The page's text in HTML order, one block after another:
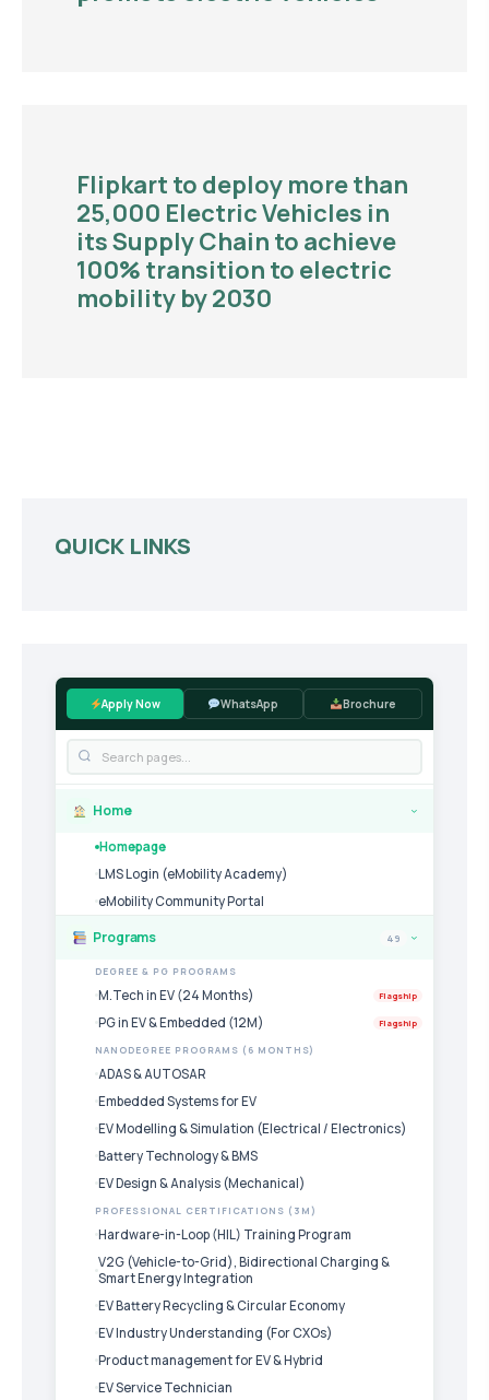
Flipkart to deploy more than
25,000 Electric Vehicles in
its Supply Chain to achieve
100% transition to electric
mobility by 2030
QUICK LINKS
Apply Now WhatsApp Brochure
Home ›
Homepage
LMS Login (eMobility Academy)
eMobility Community Portal
Programs 49 ›
DEGREE & PG PROGRAMS
M.Tech in EV (24 Months) Flagship
PG in EV & Embedded (12M) Flagship
NANODEGREE PROGRAMS (6 MONTHS)
ADAS & AUTOSAR
Embedded Systems for EV
EV Modelling & Simulation (Electrical / Electronics)
Battery Technology & BMS
EV Design & Analysis (Mechanical)
PROFESSIONAL CERTIFICATIONS (3M)
Hardware-in-Loop (HIL) Training Program
V2G (Vehicle-to-Grid), Bidirectional Charging &
Smart Energy Integration
EV Battery Recycling & Circular Economy
EV Industry Understanding (For CXOs)
Product management for EV & Hybrid
EV Service Technician